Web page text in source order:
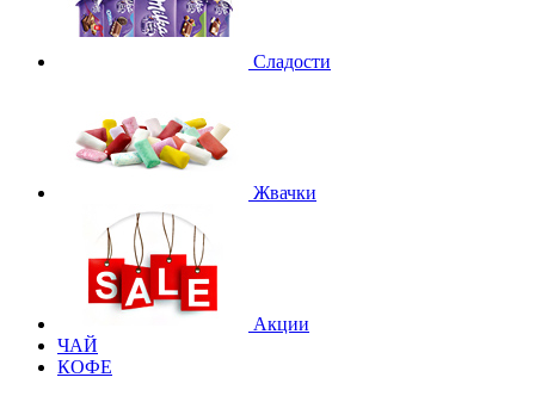
Сладости
Жвачки
Акции
ЧАЙ
КОФЕ